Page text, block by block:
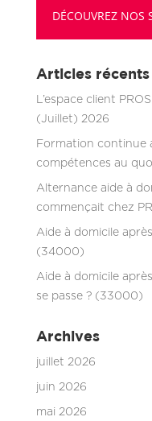
DÉCOUVREZ NOS
Articles récents
L’espace client
(Juillet) 2026
Formation continue
compétences au
Alternance aide à
commençait chez
Aide à domicile
(34000)
Aide à domicile
se passe ? (33000)
Archives
juillet 2026
juin 2026
mai 2026